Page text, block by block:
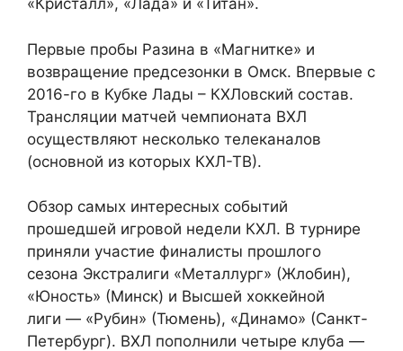
«Кристалл», «Лада» и «Титан».
Первые пробы Разина в «Магнитке» и
возвращение предсезонки в Омск. Впервые с
2016-го в Кубке Лады – КХЛовский состав.
Трансляции матчей чемпионата ВХЛ
осуществляют несколько телеканалов
(основной из которых КХЛ-ТВ).
Обзор самых интересных событий
прошедшей игровой недели КХЛ. В турнире
приняли участие финалисты прошлого
сезона Экстралиги «Металлург» (Жлобин),
«Юность» (Минск) и Высшей хоккейной
лиги — «Рубин» (Тюмень), «Динамо» (Санкт-
Петербург). ВХЛ пополнили четыре клуба —